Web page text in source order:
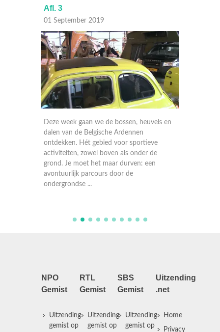
Afl. 3
01 September 2019
Deze week gaan we de bossen, heuvels en
dalen van de Belgische Ardennen
ontdekken. Hét gebied voor sportieve
activiteiten, zowel boven als onder de
grond. Je moet het maar durven: een
avontuurlijk parcours door de
ondergrondse ...
NPO
Gemist
Uitzending
gemist op
RTL
Gemist
Uitzending
gemist op
SBS
Gemist
Uitzending
gemist op
Uitzending
.net
Home
Privacy